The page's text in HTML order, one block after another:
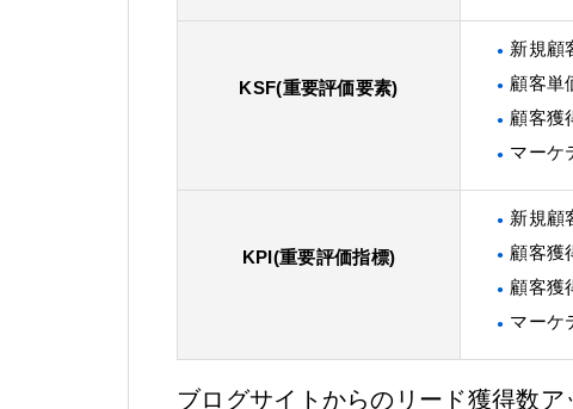
KSF(重要評価要素)
新規顧
顧客単
顧客獲
マーケ
KPI(重要評価指標)
新規顧
顧客獲
顧客獲
マーケ
ブログサイトからのリード獲得数ア